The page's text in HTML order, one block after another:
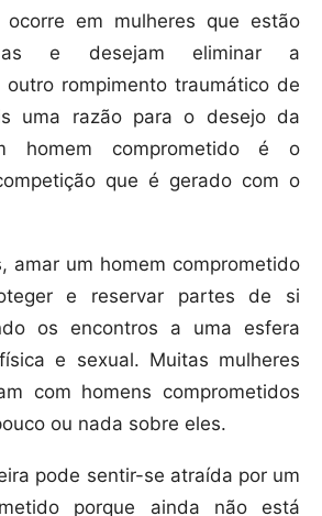
ocorre em mulheres que estão
e desejam eliminar a
rompimento traumático de
uma razão para o desejo da
homem comprometido é o
que é gerado com o
amar um homem comprometido
e reservar partes de si
os encontros a uma esfera
e sexual. Muitas mulheres
com homens comprometidos
ou nada sobre eles.
pode sentir-se atraída por um
porque ainda não está